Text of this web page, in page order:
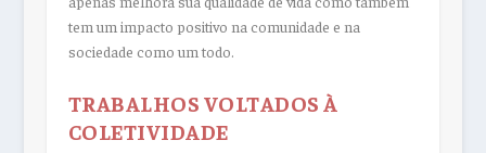
tem um impacto positivo na comunidade e na
sociedade como um todo.
TRABALHOS VOLTADOS À
COLETIVIDADE